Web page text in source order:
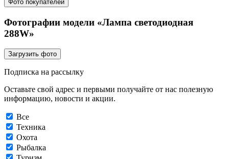
Фото покупателей
Фотографии модели «Лампа светодиодная
288W»
Загрузить фото
Подписка на рассылку
Оставьте свой адрес и первыми получайте от нас полезную
информацию, новости и акции.
Все
Техника
Охота
Рыбалка